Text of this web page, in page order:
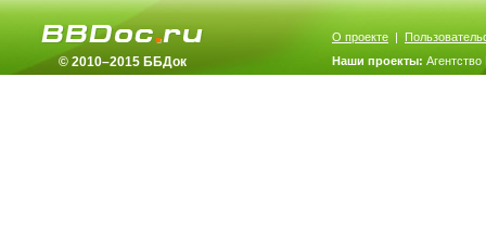
© 2010–2015 ББДок
О проекте |
Наши проекты: